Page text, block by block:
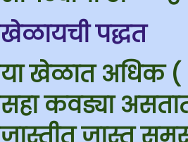
खेळायची पद्धत
या खेळात अधिक (
सहा कवड्या